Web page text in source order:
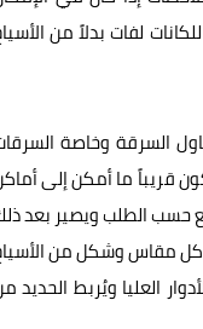
لفات بدلاً من
السرقة وخاصة
قريباً ما أمكن إلى
حسب الطلب ويصير بعد
كل مقاس وشكل من
العليا ويُربط الحديد